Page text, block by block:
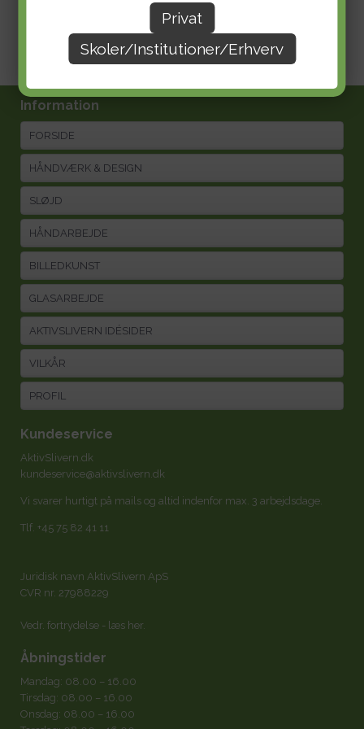
Privat
Skoler/Institutioner/Erhverv
Information
FORSIDE
HÅNDVÆRK & DESIGN
SLØJD
HÅNDARBEJDE
BILLEDKUNST
GLASARBEJDE
AKTIVSLIVERN IDÉSIDER
VILKÅR
PROFIL
Kundeservice
AktivSlivern.dk
kundeservice@aktivslivern.dk
Vi svarer hurtigt på mails og altid indenfor max. 3 arbejdsdage.
Tlf. +45 75 82 41 11
Juridisk navn AktivSlivern ApS
CVR nr. 27988229
Vedr. fortrydelse - læs her.
Åbningstider
Mandag: 08.00 – 16.00
Tirsdag: 08.00 – 16.00
Onsdag: 08.00 – 16.00